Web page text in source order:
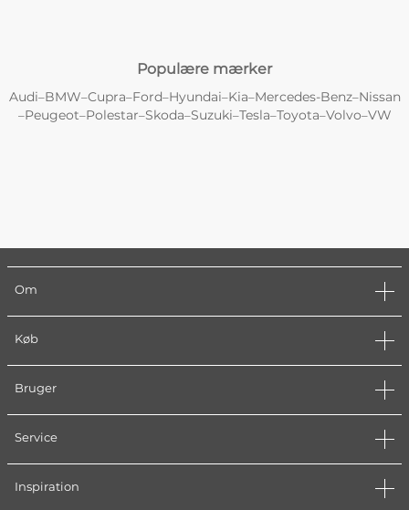
Populære mærker
Audi–BMW–Cupra–Ford–Hyundai–Kia–Mercedes-Benz–Nissan
–Peugeot–Polestar–Skoda–Suzuki–Tesla–Toyota–Volvo–VW
Om
Køb
Bruger
Service
Inspiration